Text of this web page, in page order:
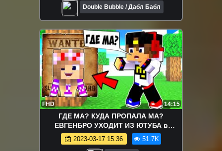
Double Bubble / Дабл Бабл
FHD 14:15
ГДЕ МА? КУДА ПРОПАЛА МА?
ЕВГЕНБРО УХОДИТ ИЗ ЮТУБА в
Майнкрафт ВИДЕО ТРОЛЛИНГ Minecraft
2023-03-17 15:36 51.7K